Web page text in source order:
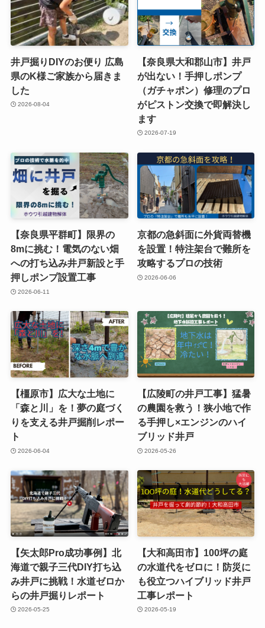
井戸掘りDIYのお便り 広島
県のK様ご家族から届きま
した
2026-08-04
【奈良県大和郡山市】井戸
が出ない！手押しポンプ
（ガチャポン）修理のプロ
がピストン交換で即解決し
ます
2026-07-19
【奈良県平群町】限界の
8mに挑む！電気のない畑
への打ち込み井戸新設と手
押しポンプ設置工事
2026-06-11
京都の急斜面に外貨両替機
を設置！特注架台で難所を
攻略するプロの技術
2026-06-06
【橿原市】広大な土地に
「森と川」を！夢の庭づく
りを支える井戸掘削レポー
ト
2026-06-04
【広陵町の井戸工事】猛暑
の農園を救う！狭小地で作
る手押し×エンジンのハイ
ブリッド井戸
2026-05-26
【矢太郎Pro成功事例】北
海道で親子三代DIY打ち込
み井戸に挑戦！水道ゼロか
らの井戸掘りレポート
2026-05-25
【大和高田市】100坪の庭
の水道代をゼロに！防災に
も役立つハイブリッド井戸
工事レポート
2026-05-19